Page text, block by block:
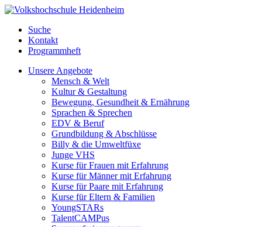
Suche
Kontakt
Programmheft
Unsere Angebote
Mensch & Welt
Kultur & Gestaltung
Bewegung, Gesundheit & Ernährung
Sprachen & Sprechen
EDV & Beruf
Grundbildung & Abschlüsse
Billy & die Umweltfüxe
Junge VHS
Kurse für Frauen mit Erfahrung
Kurse für Männer mit Erfahrung
Kurse für Paare mit Erfahrung
Kurse für Eltern & Familien
YoungSTARs
TalentCAMPus